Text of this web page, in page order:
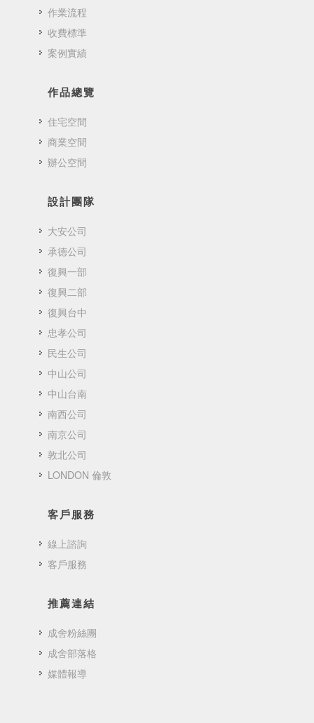
作業流程
收費標準
案例實績
作品總覽
住宅空間
商業空間
辦公空間
設計團隊
大安公司
承德公司
復興一部
復興二部
復興台中
忠孝公司
民生公司
中山公司
中山台南
南西公司
南京公司
敦北公司
LONDON 倫敦
客戶服務
線上諮詢
客戶服務
推薦連結
成舍粉絲團
成舍部落格
媒體報導